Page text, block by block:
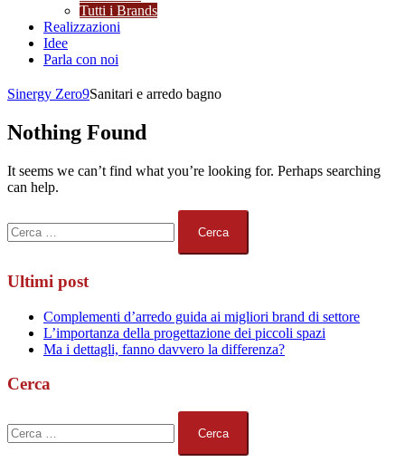
Tutti i Brands
Realizzazioni
Idee
Parla con noi
Sinergy Zero9Sanitari e arredo bagno
Nothing Found
It seems we can’t find what you’re looking for. Perhaps searching
can help.
per:
Ultimi post
Complementi d’arredo guida ai migliori brand di settore
L’importanza della progettazione dei piccoli spazi
Ma i dettagli, fanno davvero la differenza?
Cerca
per: